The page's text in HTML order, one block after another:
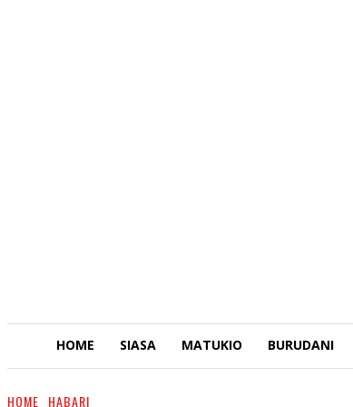
HOME SIASA MATUKIO BURUDANI
HOME HABARI